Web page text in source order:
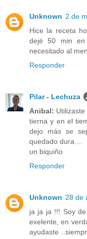
Unknown 2 de
Hice la receta
dejé 50 min
necesitado al
Responder
Pilar - Lechuza
Anibal:
tierna y en el
dejo más se
quedado dura....
un biquiño
Responder
Unknown 28 de
ja ja ja !!! Soy
exelente, en
ayudaste